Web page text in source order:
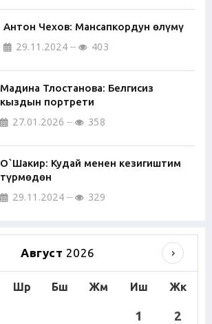
Антон Чехов: Мансапкордун өлүмү
29.11.2024 403
Мадина Тлостанова: Белгисиз
кыздын портрети
27.01.2026 358
О`Шакир: Кудай менен кезигиштим
түрмөдөн
29.11.2024 329
Август 2026
Шр Бш Жм Иш Жк
1
2